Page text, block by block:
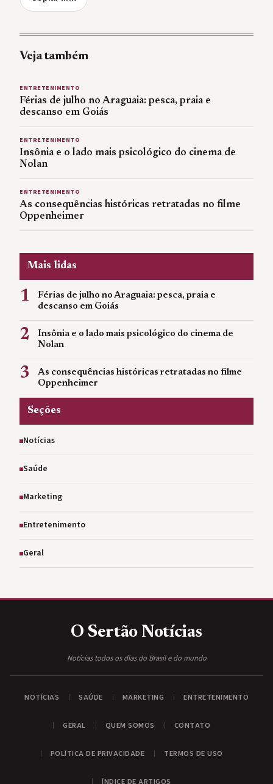
Veja também
ENTRETENIMENTO
Férias de julho no Araguaia: pesca, praia e
descanso em Goiás
ENTRETENIMENTO
Insônia e o lado mais psicológico do cinema de
Nolan
ENTRETENIMENTO
As consequências históricas retratadas no filme
Oppenheimer
Mais lidas
1
Férias de julho no Araguaia: pesca, praia e
descanso em Goiás
2
Insônia e o lado mais psicológico do cinema de
Nolan
3
As consequências históricas retratadas no filme
Oppenheimer
Seções
Notícias
Saúde
Marketing
Entretenimento
Geral
O Sertão Notícias
Notícias todos os dias do Brasil e do mundo
NOTÍCIAS SAÚDE MARKETING ENTRETENIMENTO
GERAL QUEM SOMOS CONTATO
POLÍTICA DE PRIVACIDADE TERMOS DE USO
ÍNDICE DE ARTIGOS